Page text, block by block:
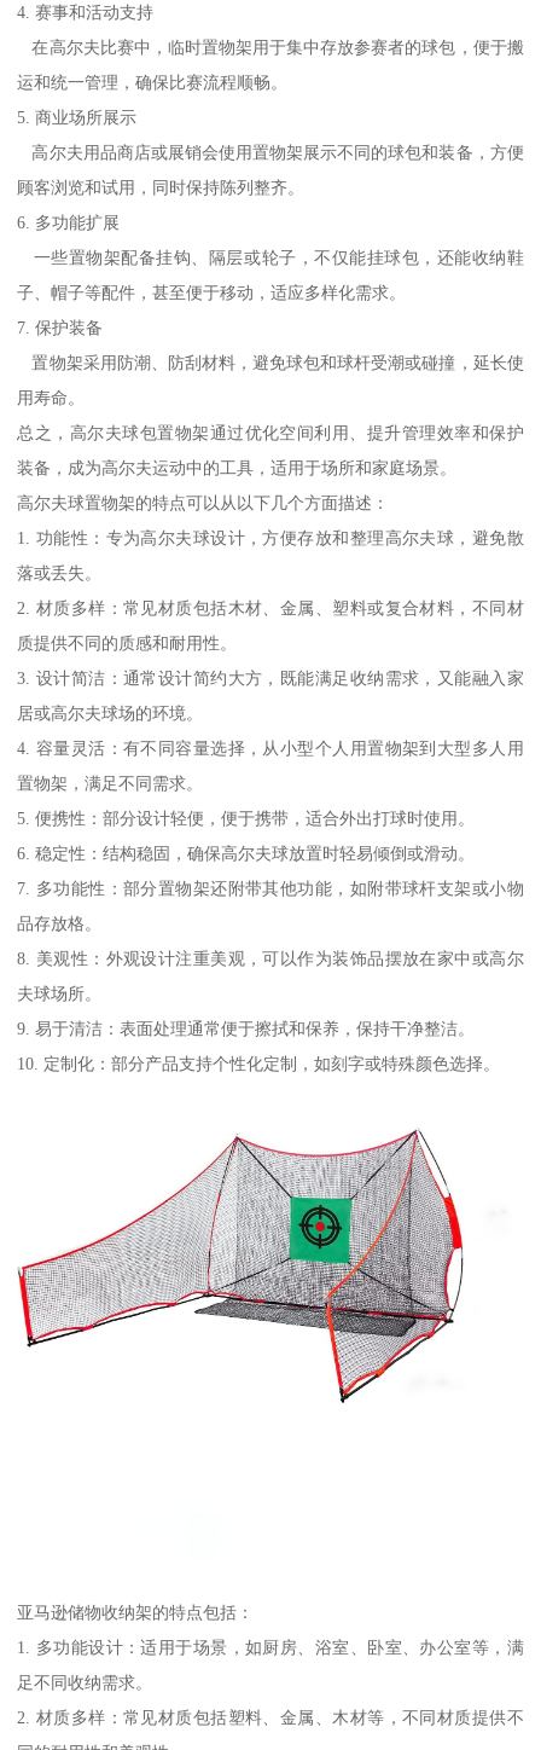
4. 赛事和活动支持
在高尔夫比赛中，临时置物架用于集中存放参赛者的球包，便于搬
运和统一管理，确保比赛流程顺畅。
5. 商业场所展示
高尔夫用品商店或展销会使用置物架展示不同的球包和装备，方便
顾客浏览和试用，同时保持陈列整齐。
6. 多功能扩展
一些置物架配备挂钩、隔层或轮子，不仅能挂球包，还能收纳鞋
子、帽子等配件，甚至便于移动，适应多样化需求。
7. 保护装备
置物架采用防潮、防刮材料，避免球包和球杆受潮或碰撞，延长使
用寿命。
总之，高尔夫球包置物架通过优化空间利用、提升管理效率和保护
装备，成为高尔夫运动中的工具，适用于场所和家庭场景。
高尔夫球置物架的特点可以从以下几个方面描述：
1. 功能性：专为高尔夫球设计，方便存放和整理高尔夫球，避免散
落或丢失。
2. 材质多样：常见材质包括木材、金属、塑料或复合材料，不同材
质提供不同的质感和耐用性。
3. 设计简洁：通常设计简约大方，既能满足收纳需求，又能融入家
居或高尔夫球场的环境。
4. 容量灵活：有不同容量选择，从小型个人用置物架到大型多人用
置物架，满足不同需求。
5. 便携性：部分设计轻便，便于携带，适合外出打球时使用。
6. 稳定性：结构稳固，确保高尔夫球放置时轻易倾倒或滑动。
7. 多功能性：部分置物架还附带其他功能，如附带球杆支架或小物
品存放格。
8. 美观性：外观设计注重美观，可以作为装饰品摆放在家中或高尔
夫球场所。
9. 易于清洁：表面处理通常便于擦拭和保养，保持干净整洁。
10. 定制化：部分产品支持个性化定制，如刻字或特殊颜色选择。
亚马逊储物收纳架的特点包括：
1. 多功能设计：适用于场景，如厨房、浴室、卧室、办公室等，满
足不同收纳需求。
2. 材质多样：常见材质包括塑料、金属、木材等，不同材质提供不